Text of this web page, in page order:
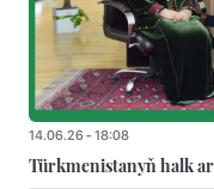
14.06.26 - 18:08
Türkmenistanyň halk